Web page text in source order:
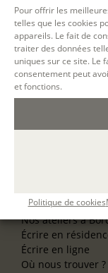
Pour offrir les
telles que les cookies
appareils. Le fait de
traiter des données
uniques sur ce site. Le
consentement peut
et fonctions.
Politique de cookies
NOS ATELIERS
Découverte
L’école d’écriture
La fabrique du
Les stages pour
Se former à la
Nos ateliers à
Nos ateliers à
Écrire en
Écrire en ligne
Où nous trouver ?